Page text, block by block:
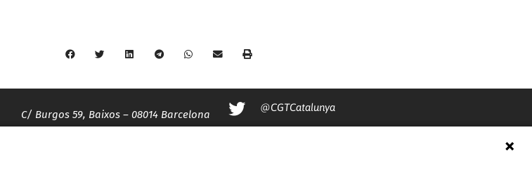
C/ Burgos 59, Baixos – 08014 Barcelona
@CGTCatalunya